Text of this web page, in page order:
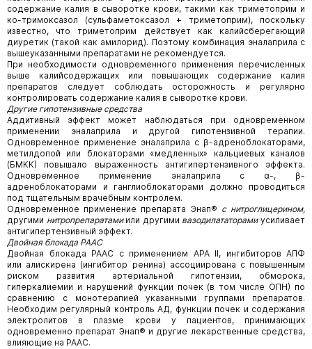
содержание калия в сыворотке крови, такими как триметоприм и
ко-тримоксазол (сульфаметоксазол + триметоприм), поскольку
известно, что триметоприм действует как калийсберегающий
диуретик (такой как амилорид). Поэтому комбинация эналаприла с
вышеуказанными препаратами не рекомендуется.
При необходимости одновременного применения перечисленных
выше калийсодержащих или повышающих содержание калия
препаратов следует соблюдать осторожность и регулярно
контролировать содержание калия в сыворотке крови.
Другие гипотензивные средства
Аддитивный эффект может наблюдаться при одновременном
применении эналаприла и другой гипотензивной терапии.
Одновременное применение эналаприла с β-адреноблокаторами,
метилдопой или блокаторами «медленных» кальциевых каналов
(БМКК) повышало выраженность антигипертензивного эффекта.
Одновременное применение эналаприла с α-, β-
адреноблокаторами и ганглиоблокаторами должно проводиться
под тщательным врачебным контролем.
Одновременное применение препарата Энап® с нитроглицерином,
другими нитропрепаратамиили другими вазодилататорамиусиливает
антигипертензивный эффект.
Двойная блокада РААС
Двойная блокада РААС с применением АРА II, ингибиторов АПФ
или алискирена (ингибитор ренина) ассоциирована с повышенным
риском развития артериальной гипотензии, обморока,
гиперкалиемии и нарушений функции почек (в том числе ОПН) по
сравнению с монотерапией указанными группами препаратов.
Необходим регулярный контроль АД, функции почек и содержания
электролитов в плазме крови у пациентов, принимающих
одновременно препарат Энап® и другие лекарственные средства,
влияющие на РААС.